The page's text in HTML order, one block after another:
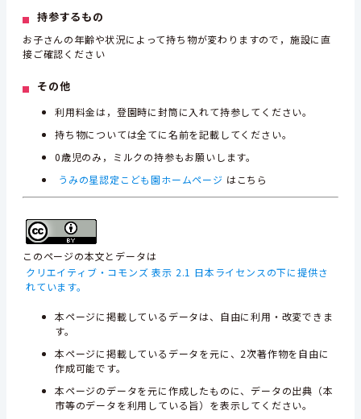
持参するもの
お子さんの年齢や状況によって持ち物が変わりますので，施設に直
接ご確認ください
その他
利用料金は，登園時に封筒に入れて持参してください。
持ち物については全てに名前を記載してください。
0歳児のみ，ミルクの持参もお願いします。
うみの星認定こども園ホームページ はこちら
このページの本文とデータは
クリエイティブ・コモンズ 表示 2.1 日本ライセンスの下に提供さ
れています。
本ページに掲載しているデータは、自由に利用・改変できま
す。
本ページに掲載しているデータを元に、2次著作物を自由に
作成可能です。
本ページのデータを元に作成したものに、データの出典（本
市等のデータを利用している旨）を表示してください。